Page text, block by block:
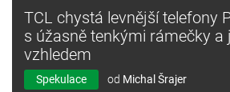
TCL chystá levnější telefony
s úžasně tenkými rámečky a
vzhledem
Spekulace od Michal Šrajer